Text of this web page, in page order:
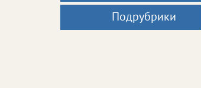
Подрубрики